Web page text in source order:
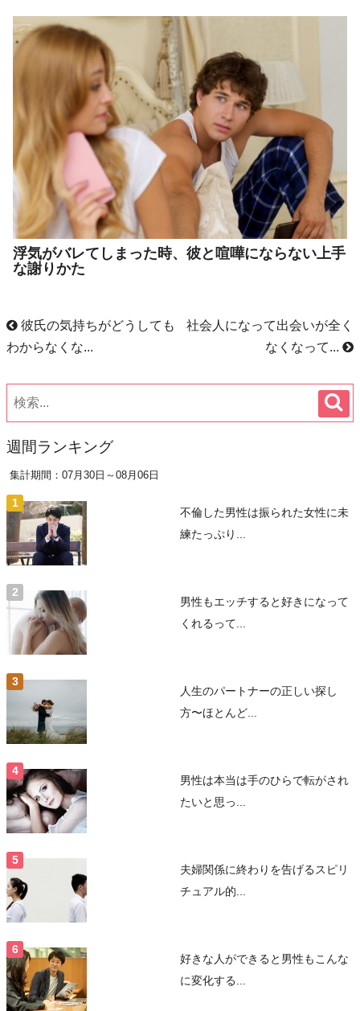
浮気がバレてしまった時、彼と喧嘩にならない上手
な謝りかた
彼氏の気持ちがどうしても
わからなくな...
社会人になって出会いが全く
なくなって...
週間ランキング
集計期間：07月30日～08月06日
不倫した男性は振られた女性に未
練たっぷり...
男性もエッチすると好きになって
くれるって...
人生のパートナーの正しい探し
方〜ほとんど...
男性は本当は手のひらで転がされ
たいと思っ...
夫婦関係に終わりを告げるスピリ
チュアル的...
好きな人ができると男性もこんな
に変化する...